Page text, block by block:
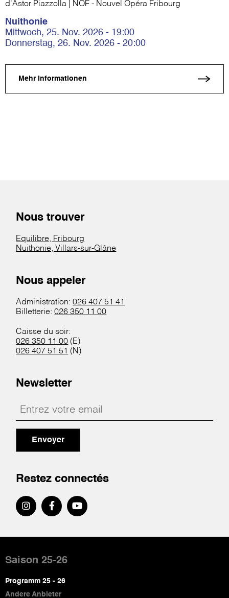
d'Astor Piazzolla | NOF - Nouvel Opéra Fribourg
Nuithonie
Mittwoch, 25. Nov. 2026 - 19:00
Donnerstag, 26. Nov. 2026 - 20:00
Mehr Informationen
Nous trouver
Equilibre, Fribourg
Nuithonie, Villars-sur-Glâne
Nous appeler
Administration:026 407 51 41
Billetterie:026 350 11 00
Caisse du soir:
026 350 11 00 (E)
026 407 51 51 (N)
Newsletter
Envoyer
Restez connectés
de
page
Saison 25-26
Programm 25 - 26
Andere Anbieter